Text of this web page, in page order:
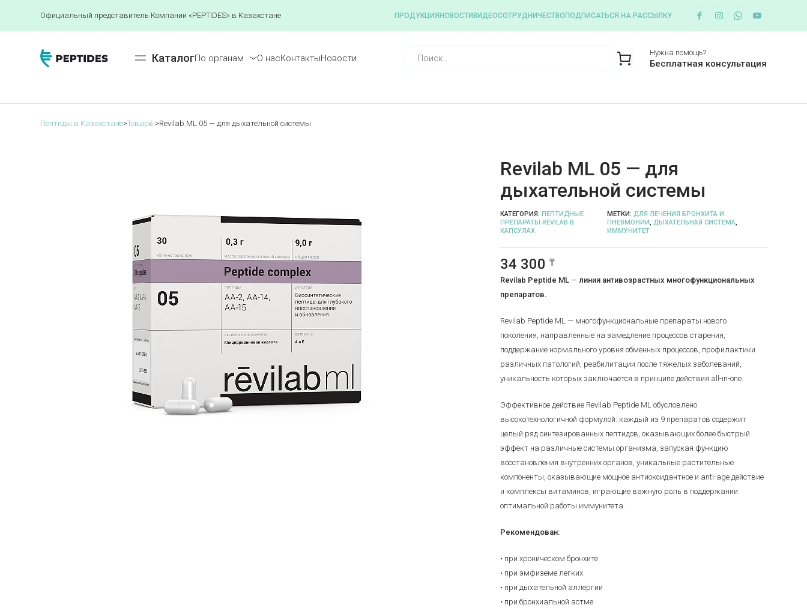
Официальный представитель Компании «PEPTIDES» в Казахстане ПРОДУКЦИЯ НОВОСТИ ВИДЕОСОТРУДНИЧЕСТВО ПОДПИСАТЬСЯ НА РАССЫЛКУ
КаталогПо органам О насКонтактыНовости
Нужна помощь?
Бесплатная консультация
Пептиды в Казахстане>Товары>Revilab ML 05 — для дыхательной системы
Revilab ML 05 — для
дыхательной системы
34 300 ₸
Revilab Peptide МL —линия антивозрастных многофункциональных
препаратов.
Revilab Peptide МL — многофункциональные препараты нового
поколения, направленные на замедление процессов старения,
поддержание нормального уровня обменных процессов, профилактики
различных патологий, реабилитации после тяжелых заболеваний,
уникальность которых заключается в принципе действия all-in-one.
Эффективное действие Revilab Peptide МL обусловлено
высокотехнологичной формулой: каждый из 9 препаратов содержит
целый ряд синтезированных пептидов, оказывающих более быстрый
эффект на различные системы организма, запуская функцию
восстановления внутренних органов, уникальные растительные
компоненты, оказывающие мощное антиоксидантное и anti-age действие
и комплексы витаминов, играющие важную роль в поддержании
оптимальной работы иммунитета.
Рекомендован:
• при хроническом бронхите
• при эмфиземе легких
• при дыхательной аллергии
• при бронхиальной астме
КАТЕГОРИЯ: ПЕПТИДНЫЕ
ПРЕПАРАТЫ REVILAB В
КАПСУЛАХ
МЕТКИ: ДЛЯ ЛЕЧЕНИЯ БРОНХИТА И
ПНЕВМОНИИ, ДЫХАТЕЛЬНАЯ СИСТЕМА,
ИММУНИТЕТ